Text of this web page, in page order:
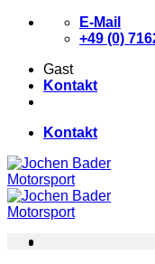
Zum
E-Mail
+49 (0)
Gast
Kontakt
Kontakt